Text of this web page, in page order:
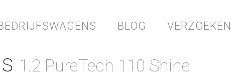
BLOG VERZOEKEN
1.2 PureTech 110 Shine